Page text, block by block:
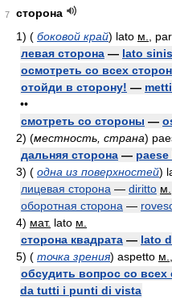
7
сторона
1) ( боковой край) lato м. ,
левая сторона — lato
осмотреть со всех сторон
отойди в сторону! —
••
смотреть со стороны —
2) (местность, страна)
дальняя сторона —
3) ( одна из поверхностей)
лицевая сторона — diritto м.
оборотная сторона —
4) мат. lato м.
сторона квадрата — lato
5) ( точка зрения) aspetto м.
обсудить вопрос со всех
da tutti i punti di vista